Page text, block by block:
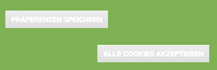
PRÄFERENZEN SPEICHERN
ALLE COOKIES AKZEPTIEREN